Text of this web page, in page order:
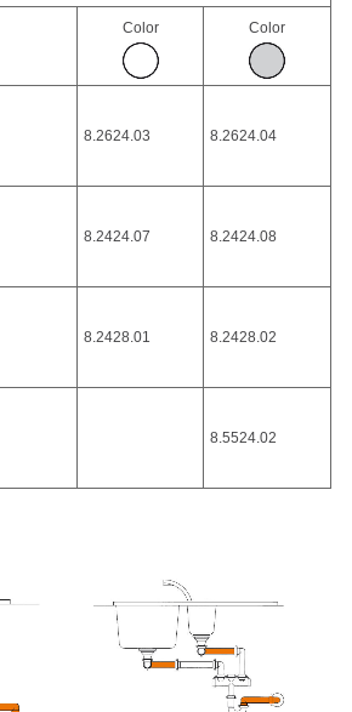
Color Color
8.2624.03 8.2624.04
8.2424.07 8.2424.08
8.2428.01 8.2428.02
8.5524.02